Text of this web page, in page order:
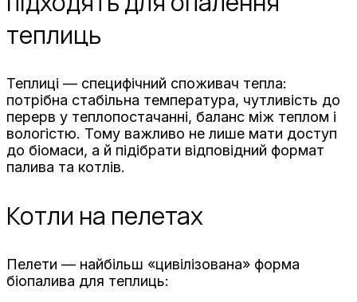
теплиць
Теплиці — специфічний споживач тепла:
потрібна стабільна температура, чутливість до
перерв у теплопостачанні, баланс між теплом і
вологістю. Тому важливо не лише мати доступ
до біомаси, а й підібрати відповідний формат
палива та котлів.
Котли на пелетах
Пелети — найбільш «цивілізована» форма
біопалива для теплиць: